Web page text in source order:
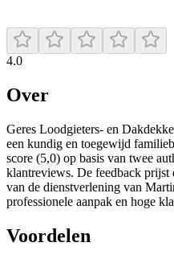
4.0
Over
Geres Loodgieters- en
een kundig en toegewijd
score (5,0) op basis van twee
klantreviews. De feedback prijst
van de dienstverlening van
professionele aanpak en hoge
Voordelen